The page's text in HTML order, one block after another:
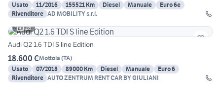
Usato
11/2016 155521 Km Diesel Manuale
Euro 6e
Rivenditore AD MOBILITY s.r.l.
28
Audi Q2 1.6 TDI S line Edition
18.600 €Mottola (TA)
Usato
07/2018 89000 Km Diesel Manuale
Euro 6
Rivenditore AUTO ZENTRUM RENT CAR BY GIULIANI